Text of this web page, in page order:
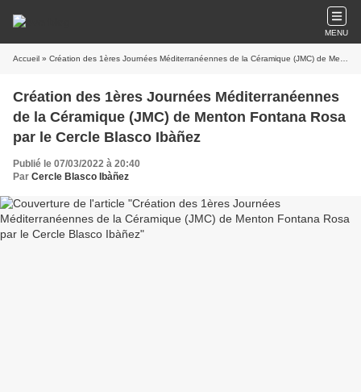
MENU
Accueil » Création des 1ères Journées Méditerranéennes de la Céramique (JMC) de Menton Fontana Rosa par le Cercle Blasco Ibàñez
Création des 1ères Journées Méditerranéennes
de la Céramique (JMC) de Menton Fontana Rosa
par le Cercle Blasco Ibàñez
Publié le 07/03/2022 à 20:40
Par Cercle Blasco Ibàñez